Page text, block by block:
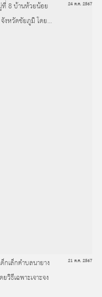
ที่ 8 บ้านห้วยน้อย
งหวัดชัยภูมิ โดย
24 ต.ค. 2567
กเล็กตำบลนายาง
ธีเฉพาะเจาะจง
21 ต.ค. 2567